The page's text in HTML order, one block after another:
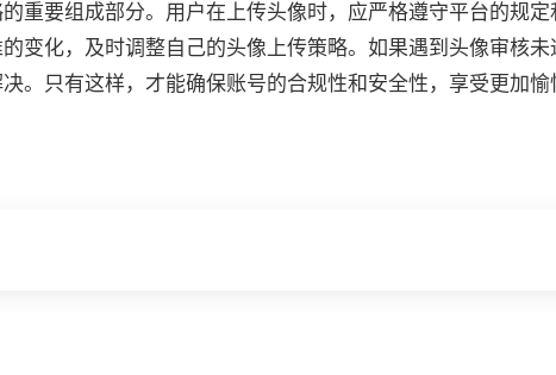
重要组成部分。用户在上传头像时，应严格遵守平台的规
变化，及时调整自己的头像上传策略。如果遇到头像审核
。只有这样，才能确保账号的合规性和安全性，享受更加愉